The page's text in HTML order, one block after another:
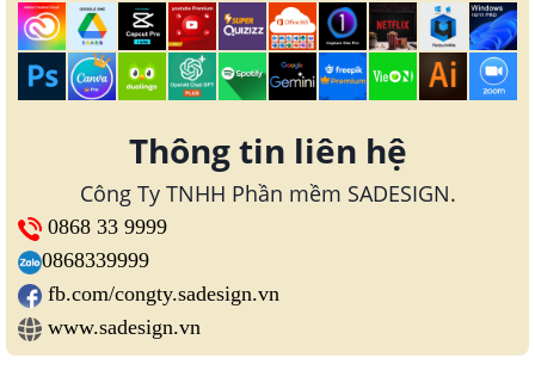
Thông tin liên hệ
Công Ty TNHH Phần mềm SADESIGN.
0868 33 9999
0868339999
fb.com/congty.sadesign.vn
www.sadesign.vn